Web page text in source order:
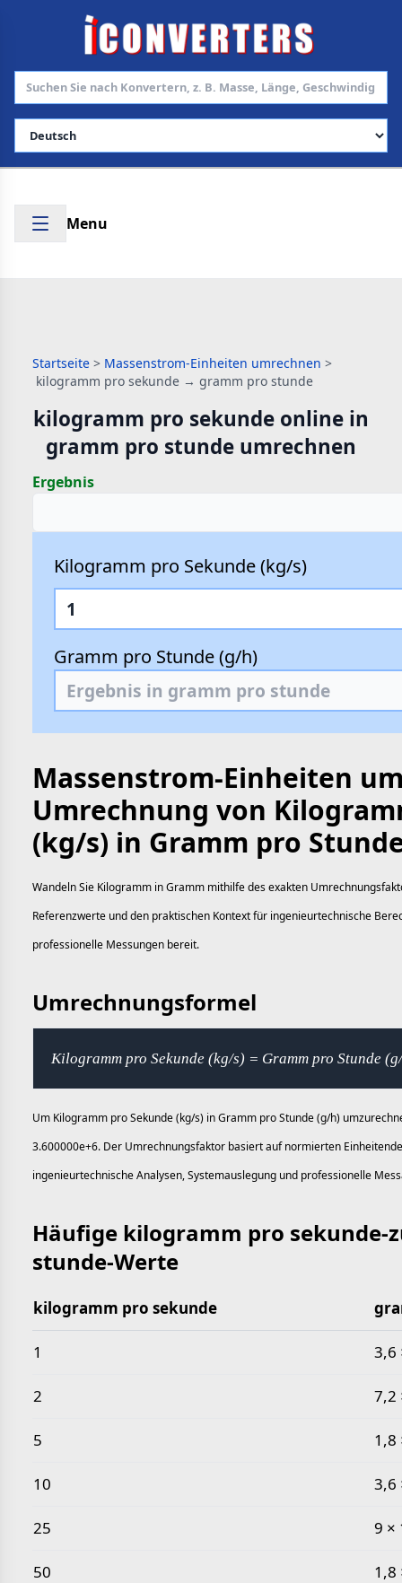
Sprache auswählen
Menu
Startseite > Massenstrom-Einheiten umrechnen >
kilogramm pro sekunde → gramm pro stunde
kilogramm pro sekunde online in
gramm pro stunde umrechnen
Ergebnis
Kilogramm pro Sekunde (kg/s)
Gramm pro Stunde (g/h)
Massenstrom-Einheiten
Umrechnung von
(kg/s) in Gramm pro
Wandeln Sie Kilogramm in Gramm mithilfe des exakten
Referenzwerte und den praktischen Kontext für ingenieurtechnische
professionelle Messungen bereit.
Umrechnungsformel
Kilogramm pro Sekunde (kg/s) = Gramm pro Stunde
Um Kilogramm pro Sekunde (kg/s) in Gramm pro Stunde (g/h)
3.600000e+6. Der Umrechnungsfaktor basiert auf normierten
ingenieurtechnische Analysen, Systemauslegung und professionelle
Häufige kilogramm pro sekunde-
stunde-Werte
Häufige kilogramm pro sekunde-zu-gramm pro
kilogramm pro sekunde
1 3,6
2 7,2
5 1,8
10 3,6
25 9 ×
50 1,8